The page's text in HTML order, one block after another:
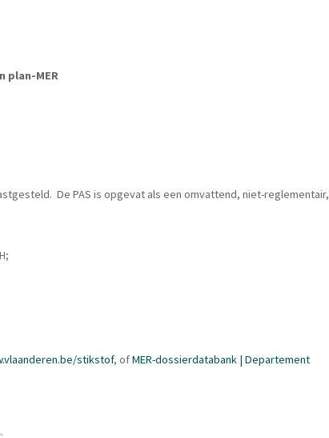
plan-MER
De PAS is opgevat als een omvattend, niet-reglementair,
stikstof, ofMER-dossierdatabank | Departement